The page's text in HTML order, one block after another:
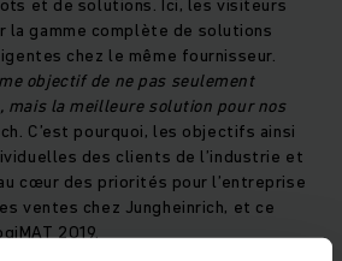
et de solutions. Ici, les visiteurs
la gamme complète de solutions
chez le même fournisseur.
objectif de ne pas seulement
mais la meilleure solution pour nos
C’est pourquoi, les objectifs ainsi
des clients de l’industrie et
cœur des priorités pour l’entreprise
ventes chez Jungheinrich, et ce
2019.